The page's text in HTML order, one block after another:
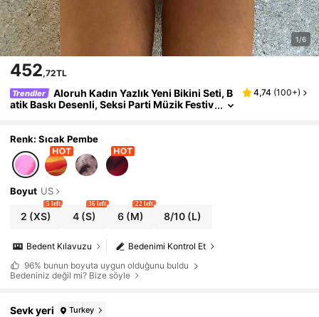
1/6
452,72TL
Trendler
Aloruh Kadın Yazlık Yeni Bikini Seti, B
atik Baskı Desenli, Seksi Parti Müzik Festiv
4,74 (100+)
Renk: Sıcak Pembe
Boyut US
2 (XS)
5 left
4(S)
36 left
6(M)
22 left
8/10 (L)
Bedenimi Kontrol Et
Bedent Kılavuzu
96% bunun boyuta uygun olduğunu buldu
Bedeniniz değil mi? Bize söyle
Sevk yeri Turkey